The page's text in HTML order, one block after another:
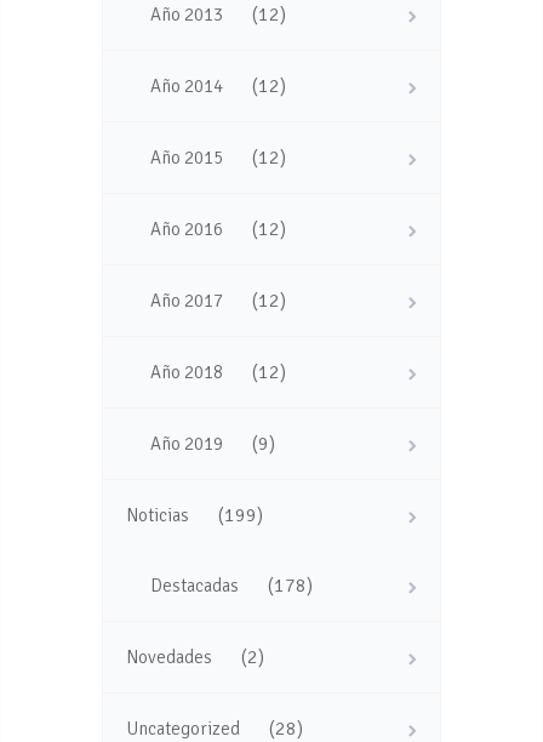
Año 2013 (12)
Año 2014 (12)
Año 2015 (12)
Año 2016 (12)
Año 2017 (12)
Año 2018 (12)
Año 2019 (9)
Noticias (199)
Destacadas (178)
Novedades (2)
Uncategorized (28)